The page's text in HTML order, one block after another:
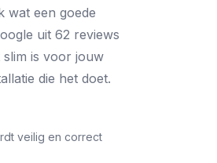
wat een goede
uit 62 reviews
is voor jouw
die het doet.
veilig en correct